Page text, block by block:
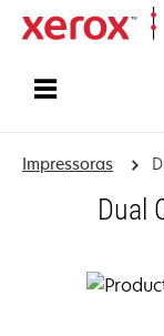
Impressoras
Dual